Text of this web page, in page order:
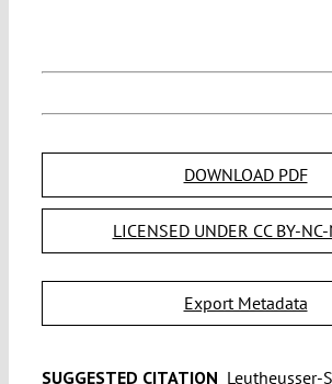
DOWNLOAD PDF
LICENSED UNDER CC BY-
Export Metadata
SUGGESTED CITATION Leutheusser-